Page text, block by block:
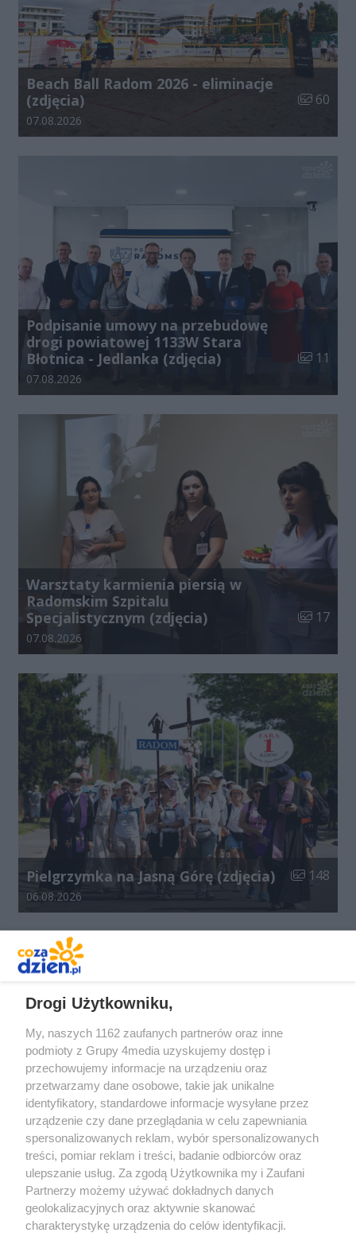
Beach Ball Radom 2026 - eliminacje
(zdjęcia)
Liczba
60
Data dodania galerii:
07.08.2026
Podpisanie umowy na przebudowę
drogi powiatowej 1133W Stara
Błotnica - Jedlanka (zdjęcia)
Liczba
11
Data dodania galerii:
07.08.2026
Warsztaty karmienia piersią w
Radomskim Szpitalu
Specjalistycznym (zdjęcia)
Liczba
17
Data dodania galerii:
07.08.2026
Pielgrzymka na Jasną Górę (zdjęcia) Liczba
148
Data dodania galerii:
06.08.2026
Redakcja Reklama Prywatność
Praca Łódź
the:protocol
Drogi Użytkowniku,
My, naszych 1162 zaufanych partnerów oraz inne
podmioty z Grupy 4media uzyskujemy dostęp i
przechowujemy informacje na urządzeniu oraz
przetwarzamy dane osobowe, takie jak unikalne
identyfikatory, standardowe informacje wysyłane przez
urządzenie czy dane przeglądania w celu zapewniania
spersonalizowanych reklam, wybór spersonalizowanych
treści, pomiar reklam i treści, badanie odbiorców oraz
ulepszanie usług. Za zgodą Użytkownika my i Zaufani
Partnerzy możemy używać dokładnych danych
geolokalizacyjnych oraz aktywnie skanować
charakterystykę urządzenia do celów identyfikacji.